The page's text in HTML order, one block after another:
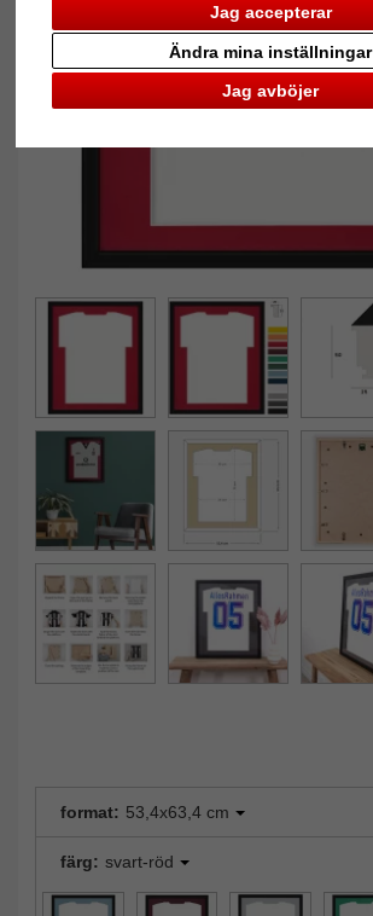
Jag accepterar
Jag avböjer
Ändra mina inställningar
format: 53,4x63,4 cm
färg: svart-röd